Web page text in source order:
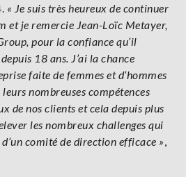
« Je suis très heureux de continuer
et je remercie Jean-Loïc Metayer,
pour la confiance qu’il
18 ans. J’ai la chance
faite de femmes et d’hommes
nombreuses compétences
de nos clients et cela depuis plus
les nombreux challenges qui
comité de direction efficace »